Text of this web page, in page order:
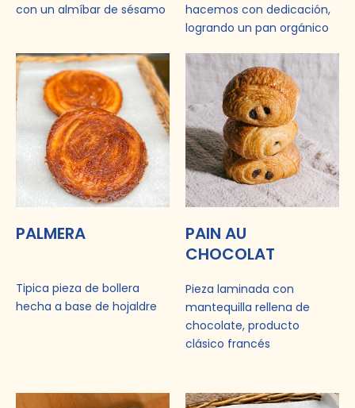
con un almíbar de sésamo
hacemos con dedicación,
logrando un pan orgánico
PALMERA
Tipica pieza de bollera
hecha a base de hojaldre
PAIN AU
CHOCOLAT
Pieza laminada con
mantequilla rellena de
chocolate, producto
clásico francés